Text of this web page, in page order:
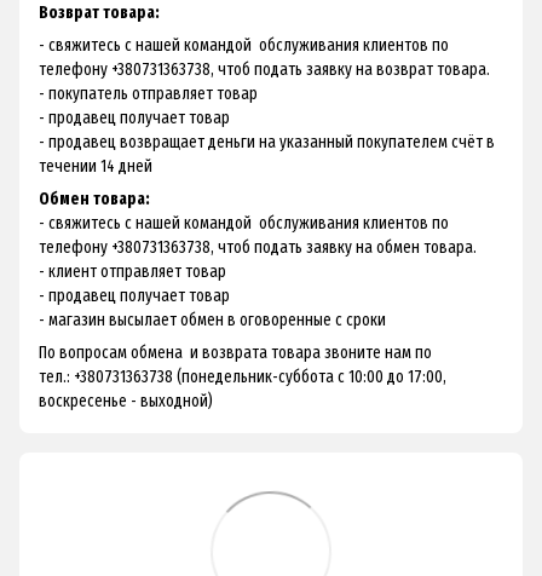
Возврат товара:
- свяжитесь с нашей командой обслуживания клиентов по
телефону +380731363738, чтоб подать заявку на возврат товара.
- покупатель отправляет товар
- продавец получает товар
- продавец возвращает деньги на указанный покупателем счёт в
течении 14 дней
Обмен товара:
- свяжитесь с нашей командой обслуживания клиентов по
телефону +380731363738, чтоб подать заявку на обмен товара.
- клиент отправляет товар
- продавец получает товар
- магазин высылает обмен в оговоренные с сроки
По вопросам обмена и возврата товара звоните нам по
тел.: +380731363738 (понедельник-суббота с 10:00 до 17:00,
воскресенье - выходной)